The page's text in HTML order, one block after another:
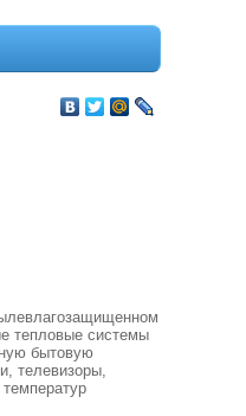
тепловые системы
бытовую
телевизоры,